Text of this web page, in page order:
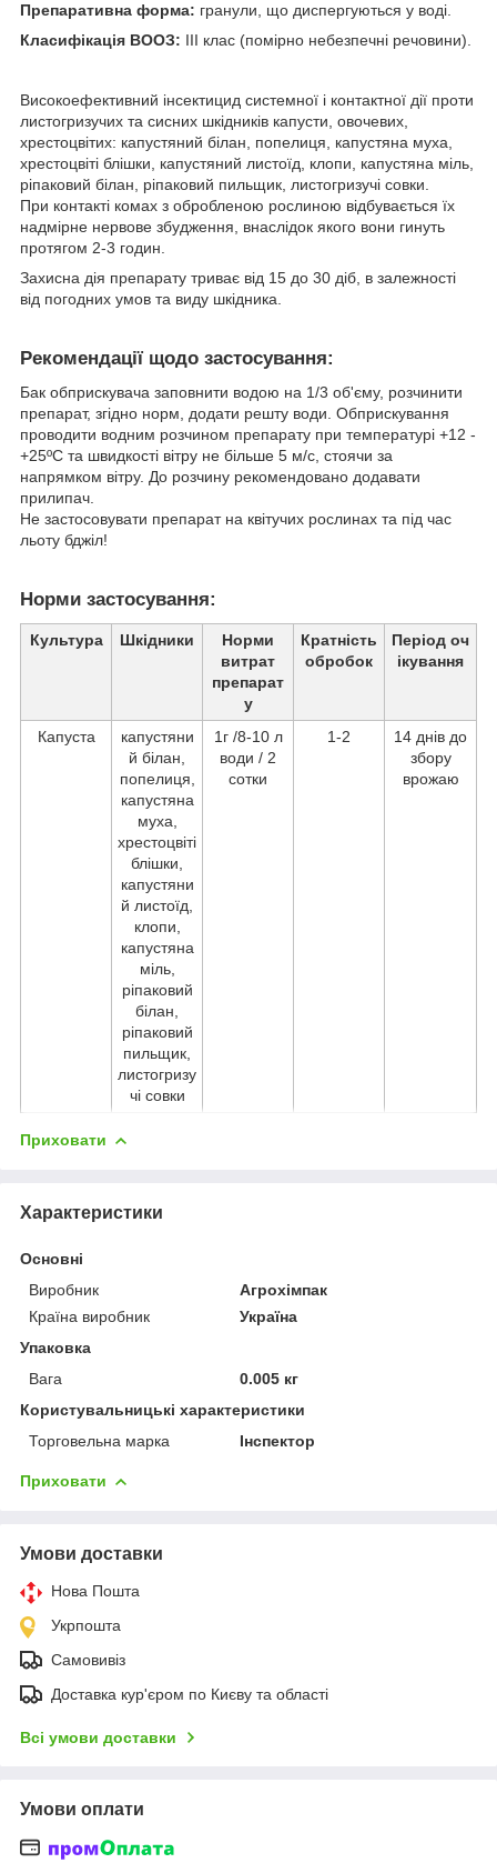
Препаративна форма: гранули, що диспергуються у воді.
Класифікація ВООЗ: ІІІ клас (помірно небезпечні речовини).
Високоефективний інсектицид системної і контактної дії проти
листогризучих та сисних шкідників капусти, овочевих,
хрестоцвітих: капустяний білан, попелиця, капустяна муха,
хрестоцвіті блішки, капустяний листоїд, клопи, капустяна міль,
ріпаковий білан, ріпаковий пильщик, листогризучі совки.
При контакті комах з обробленою рослиною відбувається їх
надмірне нервове збудження, внаслідок якого вони гинуть
протягом 2-3 годин.
Захисна дія препарату триває від 15 до 30 діб, в залежності
від погодних умов та виду шкідника.
Рекомендації щодо застосування:
Бак обприскувача заповнити водою на 1/3 об'єму, розчинити
препарат, згідно норм, додати решту води. Обприскування
проводити водним розчином препарату при температурі +12 -
+25ºС та швидкості вітру не більше 5 м/с, стоячи за
напрямком вітру. До розчину рекомендовано додавати
прилипач.
Не застосовувати препарат на квітучих рослинах та під час
льоту бджіл!
Норми застосування:
Культура Шкідники
Норми
витрат
препарат
у
Кратність
обробок
Період оч
ікування
Капуста
капустяни
й білан,
попелиця,
капустяна
муха,
хрестоцвіті
блішки,
капустяни
й листоїд,
клопи,
капустяна
міль,
ріпаковий
білан,
ріпаковий
пильщик,
листогризу
чі совки
1г /8-10 л
води / 2
сотки
1-2
14 днів до
збору
врожаю
Приховати
Характеристики
Основні
Виробник
Агрохімпак
Країна виробник
Україна
Упаковка
Вага
0.005 кг
Користувальницькі характеристики
Торговельна марка
Інспектор
Приховати
Умови доставки
Нова Пошта
Укрпошта
Самовивіз
Доставка кур'єром по Києву та області
Всі умови доставки
Умови оплати